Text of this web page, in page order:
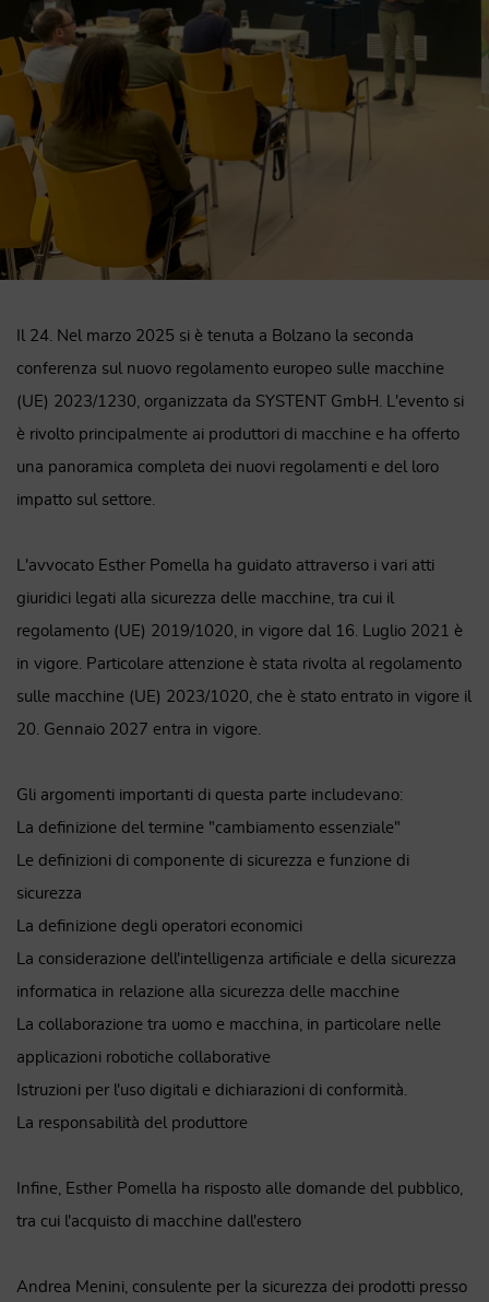
Il 24. Nel marzo 2025 si è tenuta a Bolzano la seconda
conferenza sul nuovo regolamento europeo sulle macchine
(UE) 2023/1230, organizzata da SYSTENT GmbH. L'evento si
è rivolto principalmente ai produttori di macchine e ha offerto
una panoramica completa dei nuovi regolamenti e del loro
impatto sul settore.
L'avvocato Esther Pomella ha guidato attraverso i vari atti
giuridici legati alla sicurezza delle macchine, tra cui il
regolamento (UE) 2019/1020, in vigore dal 16. Luglio 2021 è
in vigore. Particolare attenzione è stata rivolta al regolamento
sulle macchine (UE) 2023/1020, che è stato entrato in vigore il
20. Gennaio 2027 entra in vigore.
Gli argomenti importanti di questa parte includevano:
La definizione del termine "cambiamento essenziale"
Le definizioni di componente di sicurezza e funzione di
sicurezza
La definizione degli operatori economici
La considerazione dell'intelligenza artificiale e della sicurezza
informatica in relazione alla sicurezza delle macchine
La collaborazione tra uomo e macchina, in particolare nelle
applicazioni robotiche collaborative
Istruzioni per l'uso digitali e dichiarazioni di conformità.
La responsabilità del produttore
Infine, Esther Pomella ha risposto alle domande del pubblico,
tra cui l'acquisto di macchine dall'estero
Andrea Menini, consulente per la sicurezza dei prodotti presso